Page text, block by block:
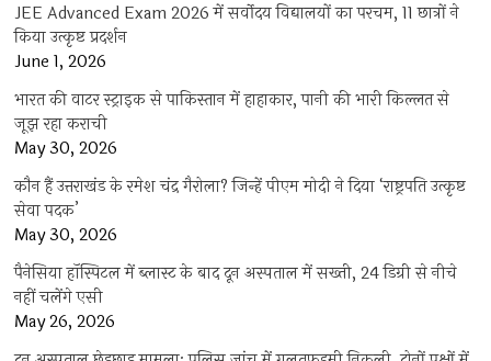
JEE Advanced Exam 2026 में सर्वोदय विद्यालयों का परचम, 11 छात्रों ने
किया उत्कृष्ट प्रदर्शन
June 1, 2026
भारत की वाटर स्ट्राइक से पाकिस्तान में हाहाकार, पानी की भारी किल्लत से
जूझ रहा कराची
May 30, 2026
कौन हैं उत्तराखंड के रमेश चंद्र गैरोला? जिन्हें पीएम मोदी ने दिया ‘राष्ट्रपति उत्कृष्ट
सेवा पदक’
May 30, 2026
पैनेसिया हॉस्पिटल में ब्लास्ट के बाद दून अस्पताल में सख्ती, 24 डिग्री से नीचे
नहीं चलेंगे एसी
May 26, 2026